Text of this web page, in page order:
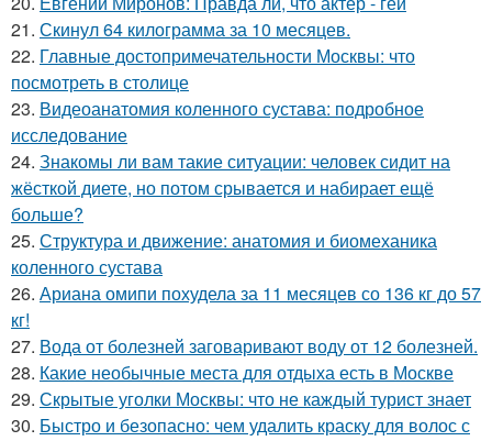
21. Скинул 64 килограмма за 10 месяцев.
22. Главные достопримечательности Москвы: что
посмотреть в столице
23. Видеоанатомия коленного сустава: подробное
исследование
24. Знакомы ли вам такие ситуации: человек сидит на
жёсткой диете, но потом срывается и набирает ещё
больше?
25. Структура и движение: анатомия и биомеханика
коленного сустава
26. Ариана омипи похудела за 11 месяцев со 136 кг до 57
кг!
27. Вода от болезней заговаривают воду от 12 болезней.
28. Какие необычные места для отдыха есть в Москве
29. Скрытые уголки Москвы: что не каждый турист знает
30. Быстро и безопасно: чем удалить краску для волос с